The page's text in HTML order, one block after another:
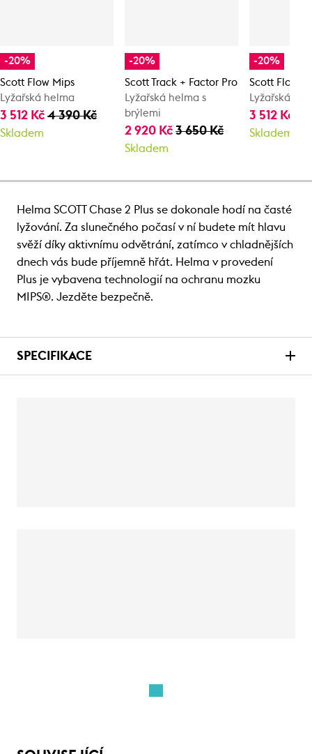
-20%
Scott Flow Mips
Lyžařská helma
3 512 Kč 4 390 Kč
Skladem
-20%
Scott Track + Factor Pro
Lyžařská helma s
brýlemi
2 920 Kč3 650 Kč
Skladem
-20%
Scott Flow
Lyžařská
3 512 Kč
Skladem
Helma SCOTT Chase 2 Plus se dokonale hodí na časté
lyžování. Za slunečného počasí v ní budete mít hlavu
svěží díky aktivnímu odvětrání, zatímco v chladnějších
dnech vás bude příjemně hřát. Helma v provedení
Plus je vybavena technologií na ochranu mozku
MIPS®. Jezděte bezpečně.
SPECIFIKACE